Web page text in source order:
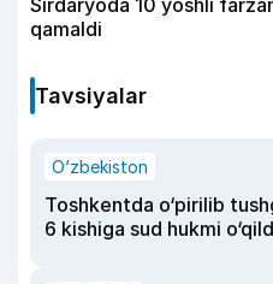
Sirdaryoda 10 yoshli
qamaldi
Tavsiyalar
O‘zbekiston
Toshkentda o‘pirilib
6 kishiga sud hukmi